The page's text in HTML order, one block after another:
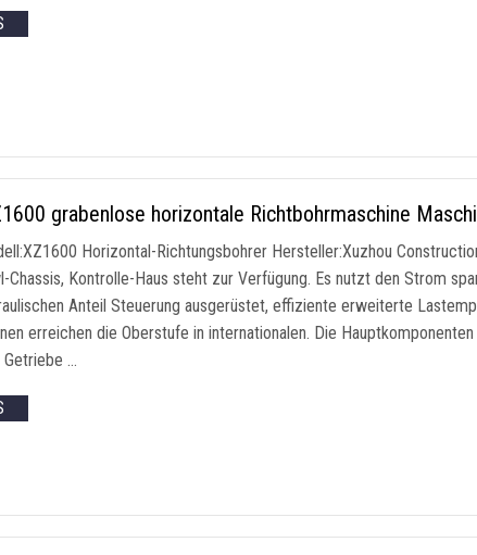
grabenlose horizontale Richtbohrmaschine
Horizontal-Richtungsbohrer Hersteller:Xuzhou
Chassis, Kontrolle-Haus steht zur Verfügung. Es nutzt den Strom
Anteil Steuerung ausgerüstet, effiziente erweiterte
erreichen die Oberstufe in internationalen. Die
…